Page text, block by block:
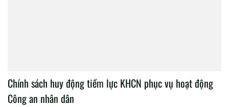
Chính sách huy động tiềm lực KHCN phục vụ hoạt động
Công an nhân dân